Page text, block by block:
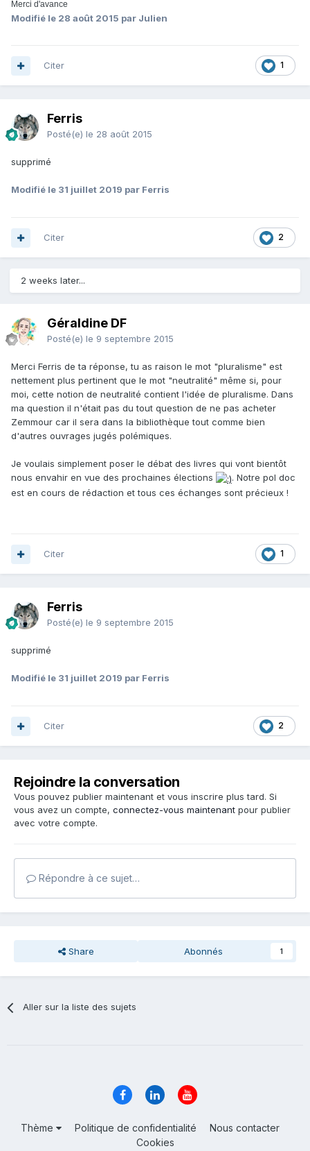
Merci d'avance
Modifié le 28 août 2015 par Julien
1
Citer
Ferris
Posté(e) le 28 août 2015
supprimé
Modifié le 31 juillet 2019 par Ferris
2
Citer
2 weeks later...
Géraldine DF
Posté(e) le 9 septembre 2015
Merci Ferris de ta réponse, tu as raison le mot "pluralisme" est
nettement plus pertinent que le mot "neutralité" même si, pour
moi, cette notion de neutralité contient l'idée de pluralisme. Dans
ma question il n'était pas du tout question de ne pas acheter
Zemmour car il sera dans la bibliothèque tout comme bien
d'autres ouvrages jugés polémiques.
Je voulais simplement poser le débat des livres qui vont bientôt
nous envahir en vue des prochaines élections
. Notre pol doc
est en cours de rédaction et tous ces échanges sont précieux !
1
Citer
Ferris
Posté(e) le 9 septembre 2015
supprimé
Modifié le 31 juillet 2019 par Ferris
2
Citer
Rejoindre la conversation
Vous pouvez publier maintenant et vous inscrire plus tard. Si
vous avez un compte, connectez-vous maintenant pour publier
avec votre compte.
Répondre à ce sujet…
Share Abonnés 1
Aller sur la liste des sujets
Thème Politique de confidentialité
Nous contacter
Cookies